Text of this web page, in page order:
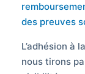
des preuves
L’adhésion à
nous tirons